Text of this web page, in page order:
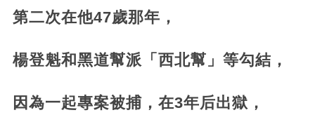
第二次在他47歲那年，
楊登魁和黑道幫派「西北幫」等勾結，
因為一起專案被捕，在3年后出獄，